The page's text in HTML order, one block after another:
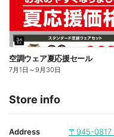
空調ウェア夏応援セール
7月1日 ～9月30日
Store info
Address 〒945-0817